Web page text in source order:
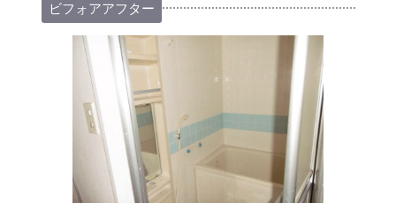
ビフォアアフター